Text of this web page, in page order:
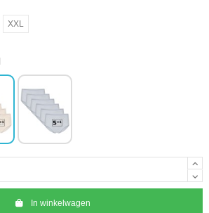
XXL
In winkelwagen